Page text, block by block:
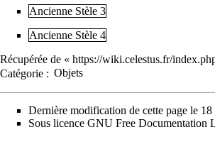
Ancienne Stèle 3
Ancienne Stèle 4
Récupérée de « https://wiki.celestus.fr/
Catégorie : Objets
Dernière modification de cette page le
Sous licence GNU Free Documentation